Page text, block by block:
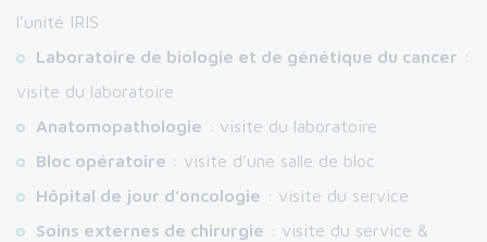
l’unité IRIS
Laboratoire de biologie et de génétique du cancer :
visite du laboratoire
Anatomopathologie : visite du laboratoire
Bloc opératoire : visite d’une salle de bloc
Hôpital de jour d’oncologie : visite du service
Soins externes de chirurgie : visite du service &